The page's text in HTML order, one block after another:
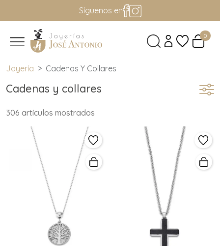
Síguenos en
0
Joyería Cadenas Y Collares
Cadenas y collares
306 artículos mostrados